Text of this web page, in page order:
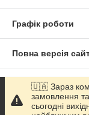
Графік роботи
Повна версія
Сайт створено
Політика
🇺🇦 Зараз
замовлення
сьогодні